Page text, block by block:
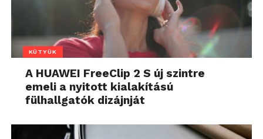
KÜTYÜK
A HUAWEI FreeClip 2 S új szintre
emeli a nyitott kialakítású
fülhallgatók dizájnját